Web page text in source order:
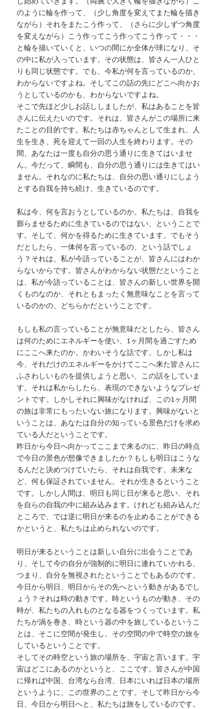
のように輪を作って、（少し角度を変えてまた輪を描き
ながら）それをまたこう作って、（さらに少しずつ角度
を変えながら）こう作ってこう作ってこう作って・・・
と輪を描いていくと、いつの間にか全体が球になり、そ
の中に私が入っています。その状態は、皆さん一人ひと
りも同じ状態です。でも、今私が何を言っているのか、
わからないですよね。そしてこの話の先にどこへ向かお
うとしているのかも、わからないですよね。
そこで先ほど少しお話ししましたが、私はあることを皆
さんに伝えたいのです。それは、皆さんがこの場所に来
たことの目的です。私たちは赤ちゃんとして生まれ、人
生を生き、死を迎えて一回の人生を終わります。その
間、あなたは一度も自分の思う通りに生きてはいませ
ん。今だって、瞬間も、自分の思う通りには生きてはい
ません。それなのに私たちは、自分の思い通りにしよう
とする自我を持ち続け、生きているのです。
私は今、何を言おうとしているのか。私たちは、自我を
膨らませるために生きているのではない、ということで
す。そして、何かを得るために生きています。でもそう
だとしたら、一体何を言っているの、という話でしょ
う？それは、私が今語っていることが、皆さんにはわか
らないからです。皆さんがわからない状態だということ
は、私が今語っていることは、皆さんの新しい世界を開
くものなのか、それともまったく無意味なことを言って
いるのかの、どちらかだということです。
もしも私の言っていることが無意味だとしたら、皆さん
は何のためにエネルギーを使い、1ヶ月間を過ごすため
にここへ来たのか。かわいそうな話です。しかし私は
今、それだけのエネルギーをかけてここへ来た皆さんに
ふさわしいものを提供しようと思い、この話をしていま
す。それは私からしたら、表現のできないようなプレゼ
ントです。しかしそれに興味がなければ、この1ヶ月間
の旅は非常にもったいない旅になります。興味がないと
いうことは、あなたは自分の知っている景色だけを求め
ている人だということです。
昨日から今日へ向かってここまで来るのに、昨日の時点
で今日の景色が想像できましたか？もしも明日はこうな
るんだと決めつけていたら、それは自我です。未来な
ど、何も保証されていません。それが生きるということ
です。しかし人間は、明日も同じ日が来ると思い、それ
を自らの自我の中に組み込みます。けれども組み込んだ
ところで、では逆に明日が来るのを止めることができる
かというと、私たちは止められないのです。
明日が来るということは新しい自分に出会うことであ
り、そして今の自分が強制的に明日に連れていかれる、
つまり、自分を無視されたということでもあるのです。
今日から明日、明日からその先へという動きがあるでし
ょう？それは時の動きです。時というものが動き、その
時が、私たちの入れものとなる器をつくっています。私
たちが渦を巻き、時という器の中を旅しているというこ
とは、そこに空間が発生し、その空間の中で時空の旅を
しているということです。
そしてその時空という旅の場所を、宇宙と言います。宇
宙はどこにあるのかというと、ここです。皆さんが中国
に帰れば中国、台湾なら台湾、日本にいれば日本の場所
というように、この世界のことです。そして昨日から今
日、今日から明日へと、私たちは旅をしているのです。